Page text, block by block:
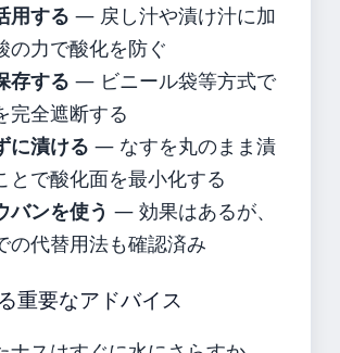
用する — 戻し汁や漬け汁に加
の力で酸化を防ぐ
存する — ビニール袋等方式で
完全遮断する
に漬ける — なすを丸のまま漬
とで酸化面を最小化する
バンを使う — 効果はあるが、
の代替用法も確認済み
重要なアドバイス